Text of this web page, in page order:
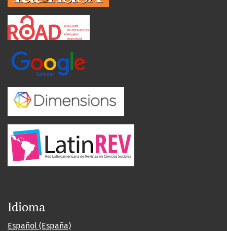
Idioma
Español (España)